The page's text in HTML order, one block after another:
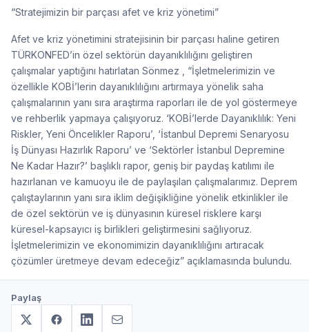
“Stratejimizin bir parçası afet ve kriz yönetimi”
Afet ve kriz yönetimini stratejisinin bir parçası haline getiren
TÜRKONFED’in özel sektörün dayanıklılığını geliştiren
çalışmalar yaptığını hatırlatan Sönmez , “İşletmelerimizin ve
özellikle KOBİ’lerin dayanıklılığını artırmaya yönelik saha
çalışmalarının yanı sıra araştırma raporları ile de yol göstermeye
ve rehberlik yapmaya çalışıyoruz. ‘KOBİ’lerde Dayanıklılık: Yeni
Riskler, Yeni Öncelikler Raporu’, ‘İstanbul Depremi Senaryosu
İş Dünyası Hazırlık Raporu’ ve ‘Sektörler İstanbul Depremine
Ne Kadar Hazır?’ başlıklı rapor, geniş bir paydaş katılımı ile
hazırlanan ve kamuoyu ile de paylaşılan çalışmalarımız. Deprem
çalıştaylarının yanı sıra iklim değişikliğine yönelik etkinlikler ile
de özel sektörün ve iş dünyasının küresel risklere karşı
küresel-kapsayıcı iş birlikleri geliştirmesini sağlıyoruz.
İşletmelerimizin ve ekonomimizin dayanıklılığını artıracak
çözümler üretmeye devam edeceğiz” açıklamasında bulundu.
Paylaş